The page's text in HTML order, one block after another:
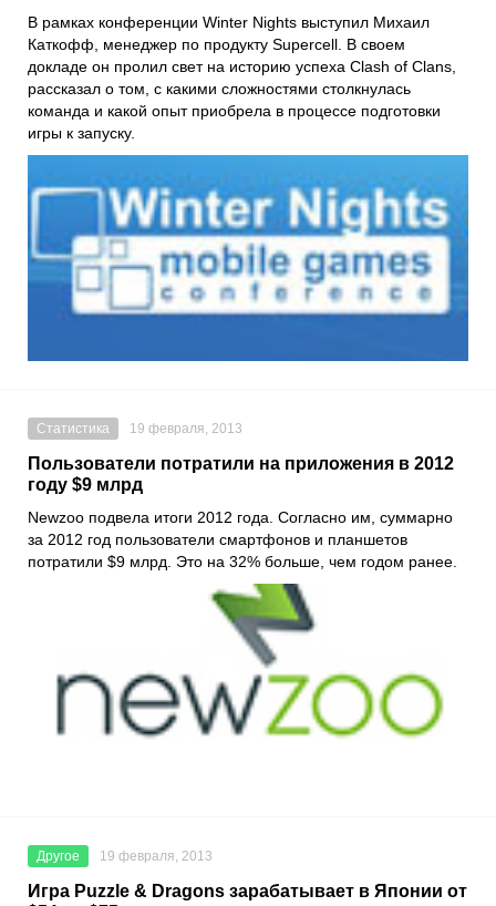
В рамках конференции Winter Nights выступил Михаил
Каткофф, менеджер по продукту Supercell. В своем
докладе он пролил свет на историю успеха Clash of Clans,
рассказал о том, с какими сложностями столкнулась
команда и какой опыт приобрела в процессе подготовки
игры к запуску.
Статистика 19 февраля, 2013
Пользователи потратили на приложения в 2012
году $9 млрд
Newzoo подвела итоги 2012 года. Согласно им, суммарно
за 2012 год пользователи смартфонов и планшетов
потратили $9 млрд. Это на 32% больше, чем годом ранее.
Другое 19 февраля, 2013
Игра Puzzle & Dragons зарабатывает в Японии от